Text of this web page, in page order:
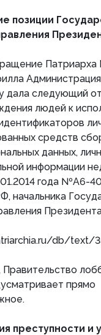
позиции
Патриарха
дала следующий
людей к
средств
данных,
информации
года №А6-
начальника
db/text/
прямо
преступности и